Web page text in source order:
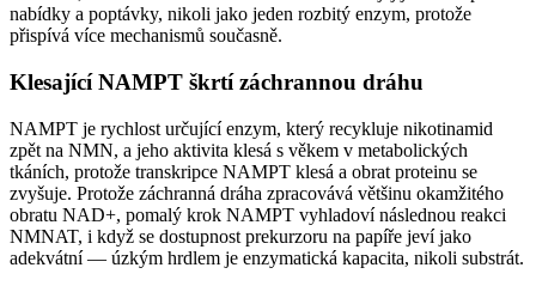
nabídky a poptávky, nikoli jako jeden rozbitý enzym, protože
přispívá více mechanismů současně.
Klesající NAMPT škrtí záchrannou dráhu
NAMPT je rychlost určující enzym, který recykluje nikotinamid
zpět na NMN, a jeho aktivita klesá s věkem v metabolických
tkáních, protože transkripce NAMPT klesá a obrat proteinu se
zvyšuje. Protože záchranná dráha zpracovává většinu okamžitého
obratu NAD+, pomalý krok NAMPT vyhladoví následnou reakci
NMNAT, i když se dostupnost prekurzoru na papíře jeví jako
adekvátní — úzkým hrdlem je enzymatická kapacita, nikoli substrát.